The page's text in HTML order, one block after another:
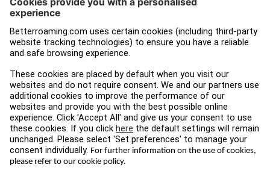
人気のある目的地
Apple Watch
iPad
Tampnet
サポート
当社の紹介
報道
法的
利用規約
プライバシーポリシー
インプリント
ソーシャルメ
Instagram
Facebook